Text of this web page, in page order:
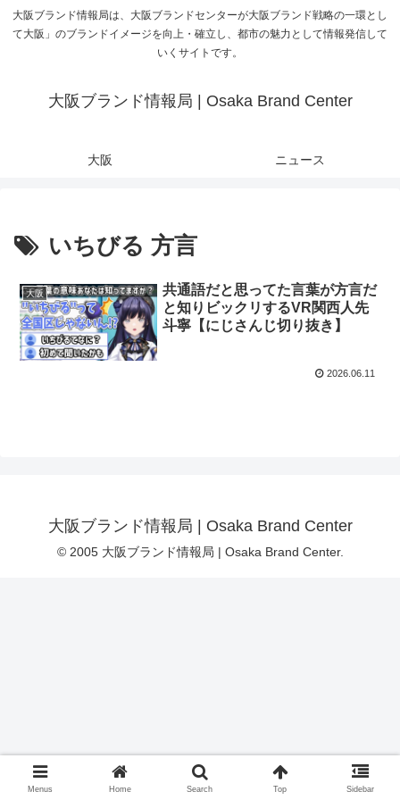
大阪ブランド情報局は、大阪ブランドセンターが大阪ブランド戦略の一環とし
て大阪」のブランドイメージを向上・確立し、都市の魅力として情報発信して
いくサイトです。
大阪ブランド情報局 | Osaka Brand Center
大阪 ニュース
いちびる 方言
大阪
共通語だと思ってた言葉が方言だ
と知りビックリするVR関西人先
斗寧【にじさんじ切り抜き】
2026.06.11
大阪ブランド情報局 | Osaka Brand Center
© 2005 大阪ブランド情報局 | Osaka Brand Center.
Menus Home Search Top Sidebar